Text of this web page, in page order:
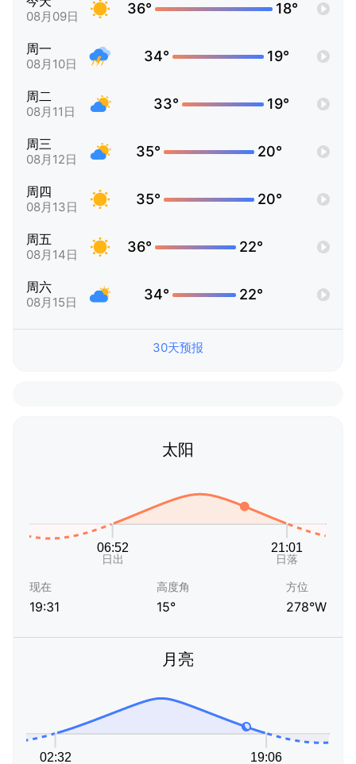
08月09日 36° 18°
周一
08月10日 34° 19°
周二
08月11日 33° 19°
周三
08月12日 35° 20°
周四
08月13日 35° 20°
周五
08月14日 36° 22°
周六
08月15日 34° 22°
30天预报
太阳
现在
19:31
高度角
15°
方位
278°W
月亮